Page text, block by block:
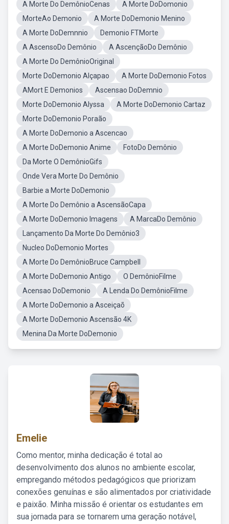
A Morte Do DemônioCenas
A Morte DoDomonio
MorteAo Demonio
A Morte DoDemonio Menino
A Morte DoDemnnio
Demonio FTMorte
A AscensoDo Demônio
A AscençãoDo Demônio
A Morte Do DemônioOriginal
Morte DoDemonio Alçapao
A Morte DoDemonio Fotos
AMort E Demonios
Ascensao DoDemnio
Morte DoDemonio Alyssa
A Morte DoDemonio Cartaz
Morte DoDemonio Poraão
A Morte DoDemonio a Ascencao
A Morte DoDemonio Anime
FotoDo Demônio
Da Morte O DemônioGifs
Onde Vera Morte Do Demônio
Barbie a Morte DoDemonio
A Morte Do Demônio a AscensãoCapa
A Morte DoDemonio Imagens
A MarcaDo Demônio
Lançamento Da Morte Do Demônio3
Nucleo DoDemonio Mortes
A Morte Do DemônioBruce Campbell
A Morte DoDemonio Antigo
O DemônioFilme
Acensao DoDemonio
A Lenda Do DemônioFilme
A Morte DoDemonio a Asceiçaõ
A Morte DoDemonio Ascensão 4K
Menina Da Morte DoDemonio
Emelie
Como mentor, minha dedicação é total ao
desenvolvimento dos alunos no ambiente escolar,
empregando métodos pedagógicos que priorizam
conexões genuínas e são alimentados por criatividade
e paixão. Minha missão é orientar os estudantes em
sua jornada para se tornarem uma geração notável,